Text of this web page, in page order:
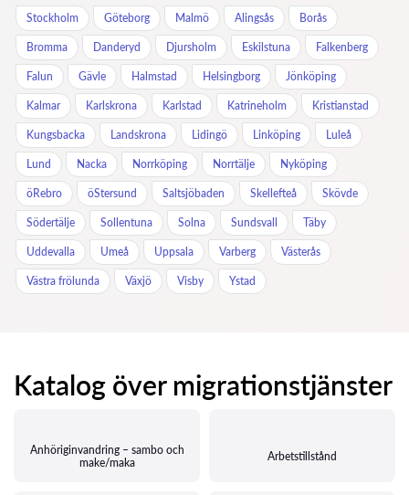
Stockholm Göteborg Malmö Alingsås Borås
Bromma Danderyd Djursholm Eskilstuna Falkenberg
Falun Gävle Halmstad Helsingborg Jönköping
Kalmar Karlskrona Karlstad Katrineholm Kristianstad
Kungsbacka Landskrona Lidingö Linköping Luleå
Lund Nacka Norrköping Norrtälje Nyköping
öRebro öStersund Saltsjöbaden Skellefteå Skövde
Södertälje Sollentuna Solna Sundsvall Täby
Uddevalla Umeå Uppsala Varberg Västerås
Västra frölunda Växjö Visby Ystad
Katalog över migrationstjänster
Anhöriginvandring – sambo och
make/maka
Arbetstillstånd